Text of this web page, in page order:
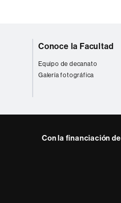
Conoce la Facultad
Equipo de decanato
Galería fotográfica
Con la financiación de